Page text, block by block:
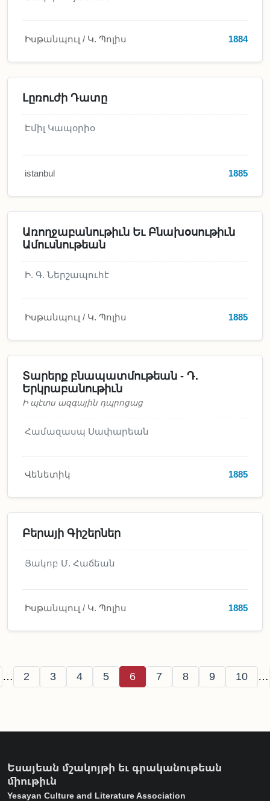
Իսթանպուլ / Կ. Պոլիս 1884
Լըռուժի Դատը
Էմիլ Կապօրիօ
istanbul 1885
Առողջաբանութիւն Եւ Բնախօսութիւն
Ամուսնութեան
Ի. Գ. Ներշապուհէ
Իսթանպուլ / Կ. Պոլիս 1885
Տարերք բնապատմութեան - Դ.
Երկրաբանութիւն
Ի պէտս ազգային դպրոցաց
Համազասպ Սափարեան
Վենետիկ 1885
Բերայի Գիշերներ
Յակոբ Մ. Հաճեան
Իսթանպուլ / Կ. Պոլիս 1885
Pagination
page
… Page
2 Page
3 Page
4 Page
5 Page
6 Page
7 Page
8 Page
9 Page
10 …
Եսայեան մշակոյթի եւ գրականութեան
միութիւն
Yesayan Culture and Literature Association